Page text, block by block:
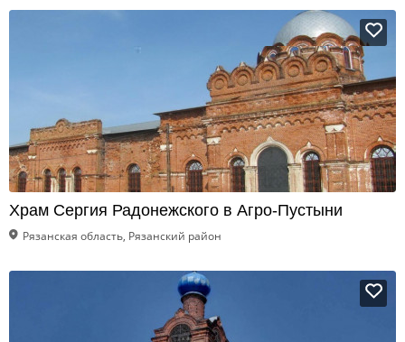
Храм Сергия Радонежского в Агро-Пустыни
Рязанская область, Рязанский район